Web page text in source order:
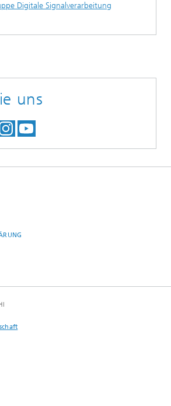
Digitale Signalverarbeitung
uns
SIE UNS AUF BLUESKY
SIE UNS AUF
SIE UNS BEI
BESUCHEN SIE UNSER
UNSER VIDEO-